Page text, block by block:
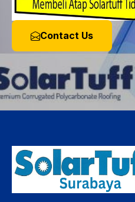
Contact Us